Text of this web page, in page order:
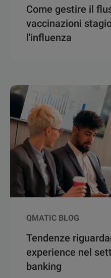
Come gestire il
vaccinazioni
l'influenza
QMATIC BLOG
Tendenze
experience nel
banking